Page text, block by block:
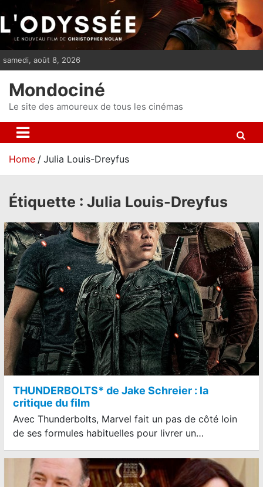
i
p
n
t
samedi, août 8, 2026
Mondociné
Le site des amoureux de tous les cinémas
Home Julia Louis-Dreyfus
Étiquette : Julia Louis-Dreyfus
THUNDERBOLTS* de Jake Schreier : la
critique du film
Avec Thunderbolts, Marvel fait un pas de côté loin
de ses formules habituelles pour livrer un…